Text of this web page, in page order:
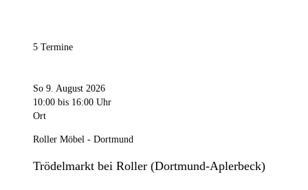
5 Termine
So 9. August 2026
10:00 bis 16:00 Uhr
Ort
Roller Möbel - Dortmund
Trödelmarkt bei Roller (Dortmund-Aplerbeck)